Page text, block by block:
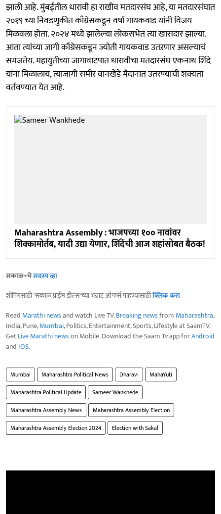
झाली आहे. मुंबईतील धारावी हा राखीव मतदारसंघ आहे, या मतदारसंघात
२०१९ च्या निवडणुकीत काँग्रेसकडून वर्षा गायकवाड यांनी विजय
मिळवला होता. २०२४ मध्ये झालेल्या लोकसभेत त्या खासदार झाल्या.
आता त्यांच्या जागी काँग्रेसकडून ज्योती गायकवाड उतऱणार असल्याचं
समजतेय. महायुतीच्या जागावाटपात धारावीचा मतदारसंघ एकनाथ शिंदे
यांना मिळालाय, त्याजागी समीर वानखेडे मैदानात उतरण्याची शक्यता
वर्तवण्यात येत आहे.
Maharashtra Assembly : भाजपच्या १०० नावांवर
शिक्कामोर्तब, यादी उद्या येणार, शिंदेंची आज शहांसोबत बैठक!
सकाळ+चेसदस्य व्हा
शॉपिंगसाठी 'सकाळ प्राईम डील्स'च्या भन्नाट ऑफर्स पाहण्यासाठीक्लिक करा.
Read Marathi newsand watch Live TV.Breaking newsfrom Maharashtra,
India, Pune,Mumbai, Politics, Entertainment, Sports, Lifestyle at SaamTV.
GetLive Marathi newson Mobile. Download the Saam Tv app forAndroid
and IOS.
Mumbai Maharashtra Political News Dharavi
MahaYuti
Maharashtra Political Update
Sameer Wankhede
Maharashtra Assembly News
Maharashtra Assembly Election
Maharashtra Assembly Election 2024
Election with Sakal